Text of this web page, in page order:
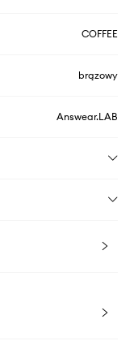
COFFEE
brązowy
Answear.LAB